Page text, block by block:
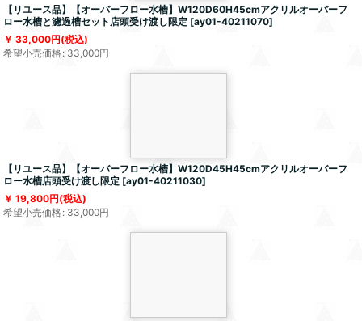
【リユース品】【オーバーフロー水槽】W120D60H45cmアクリルオーバーフ
ロー水槽と濾過槽セット店頭受け渡し限定 [ay01-40211070]
33,000円(税込)
希望小売価格: 33,000円
【リユース品】【オーバーフロー水槽】W120D45H45cmアクリルオーバーフ
ロー水槽店頭受け渡し限定 [ay01-40211030]
19,800円(税込)
希望小売価格: 33,000円